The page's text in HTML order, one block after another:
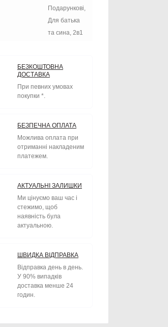
Подарункові,
Для батька
та сина, 2в1
БЕЗКОШТОВНА
ДОСТАВКА
При певних умовах
покупки *.
БЕЗПЕЧНА ОПЛАТА
Можлива оплата при
отриманні накладеним
платежем.
АКТУАЛЬНІ ЗАЛИШКИ
Ми цінуємо ваш час і
стежимо, щоб
наявність була
актуальною.
ШВИДКА ВІДПРАВКА
Відправка день в день.
У 90% випадків
доставка менше 24
годин.